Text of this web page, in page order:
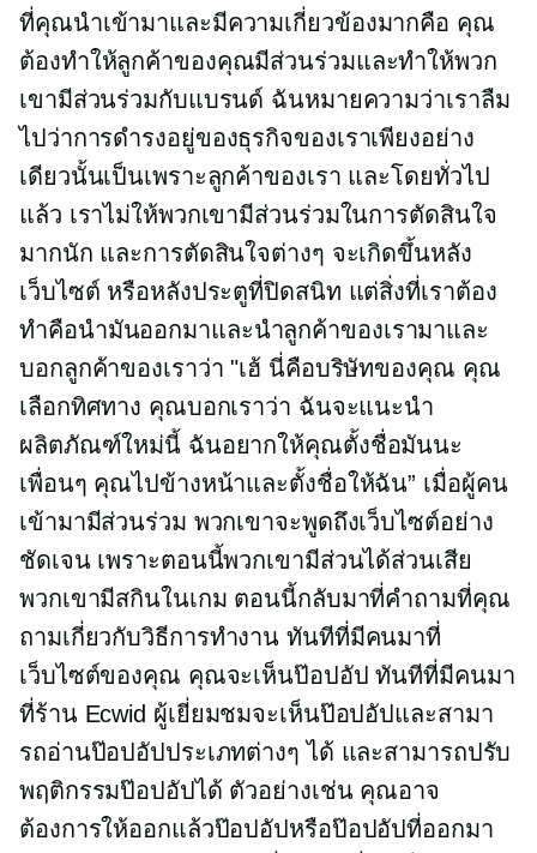
ที่คุณนำเข้ามาและมีความเกี่ยวข้องมากคือ คุณ
ต้องทำให้ลูกค้าของคุณมีส่วนร่วมและทำให้พวก
เขามีส่วนร่วมกับแบรนด์ ฉันหมายความว่าเราลืม
ไปว่าการดำรงอยู่ของธุรกิจของเราเพียงอย่าง
เดียวนั้นเป็นเพราะลูกค้าของเรา และโดยทั่วไป
แล้ว เราไม่ให้พวกเขามีส่วนร่วมในการตัดสินใจ
มากนัก และการตัดสินใจต่างๆ จะเกิดขึ้นหลัง
เว็บไซต์ หรือหลังประตูที่ปิดสนิท แต่สิ่งที่เราต้อง
ทำคือนำมันออกมาและนำลูกค้าของเรามาและ
บอกลูกค้าของเราว่า "เฮ้ นี่คือบริษัทของคุณ คุณ
เลือกทิศทาง คุณบอกเราว่า ฉันจะแนะนำ
ผลิตภัณฑ์ใหม่นี้ ฉันอยากให้คุณตั้งชื่อมันนะ
เพื่อนๆ คุณไปข้างหน้าและตั้งชื่อให้ฉัน” เมื่อผู้คน
เข้ามามีส่วนร่วม พวกเขาจะพูดถึงเว็บไซต์อย่าง
ชัดเจน เพราะตอนนี้พวกเขามีส่วนได้ส่วนเสีย
พวกเขามีสกินในเกม ตอนนี้กลับมาที่คำถามที่คุณ
ถามเกี่ยวกับวิธีการทำงาน ทันทีที่มีคนมาที่
เว็บไซต์ของคุณ คุณจะเห็นป๊อปอัป ทันทีที่มีคนมา
ที่ร้าน Ecwid ผู้เยี่ยมชมจะเห็นป๊อปอัปและสามา
รถอ่านป๊อปอัปประเภทต่างๆ ได้ และสามารถปรับ
พฤติกรรมป๊อปอัปได้ ตัวอย่างเช่น คุณอาจ
ต้องการให้ออกแล้วป๊อปอัปหรือป๊อปอัปที่ออกมา